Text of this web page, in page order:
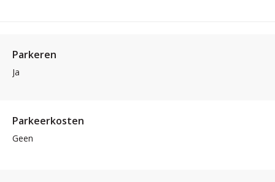
Parkeren
Ja
Parkeerkosten
Geen